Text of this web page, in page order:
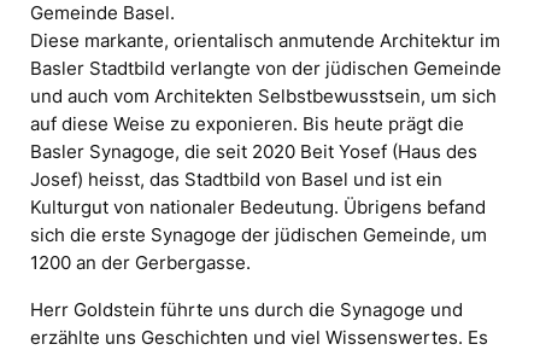
Gemeinde Basel.
Diese markante, orientalisch anmutende Architektur im
Basler Stadtbild verlangte von der jüdischen Gemeinde
und auch vom Architekten Selbstbewusstsein, um sich
auf diese Weise zu exponieren. Bis heute prägt die
Basler Synagoge, die seit 2020 Beit Yosef (Haus des
Josef) heisst, das Stadtbild von Basel und ist ein
Kulturgut von nationaler Bedeutung. Übrigens befand
sich die erste Synagoge der jüdischen Gemeinde, um
1200 an der Gerbergasse.
Herr Goldstein führte uns durch die Synagoge und
erzählte uns Geschichten und viel Wissenswertes. Es